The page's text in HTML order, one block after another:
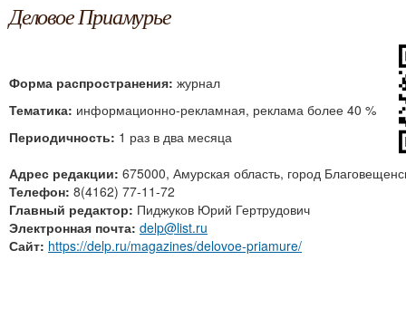
Деловое Приамурье
Форма распространения: журнал
Тематика: информационно-рекламная, реклама более 40 %
Периодичность: 1 раз в два месяца
Адрес редакции: 675000, Амурская область, город
Телефон: 8(4162) 77-11-72
Главный редактор: Пиджуков Юрий Гертрудович
Электронная почта: delp@list.ru
Сайт: https://delp.ru/magazines/delovoe-priamure/